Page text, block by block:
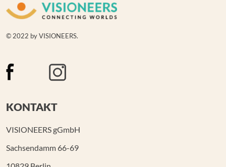
© 2022 by VISIONEERS.
KONTAKT
VISIONEERS gGmbH
Sachsendamm 66-69